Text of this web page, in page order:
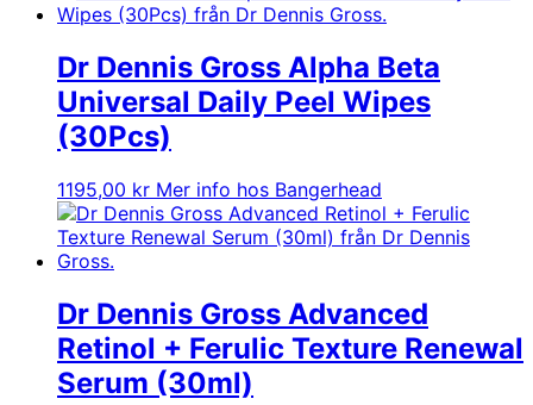
Dr Dennis Gross Alpha Beta
Universal Daily Peel Wipes
(30Pcs)
1195,00 kr Mer info hos Bangerhead
Dr Dennis Gross Advanced
Retinol + Ferulic Texture Renewal
Serum (30ml)